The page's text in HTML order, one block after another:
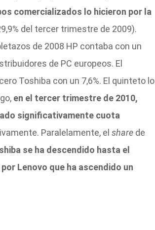
comercializados lo hicieron por la
del tercer trimestre de 2009).
de 2008 HP contaba con un
de PC europeos. El
Toshiba con un 7,6%. El quinteto lo
en el tercer trimestre de 2010,
significativamente cuota
Paralelamente, el sharede
se ha descendido hasta el
Lenovo que ha ascendido un